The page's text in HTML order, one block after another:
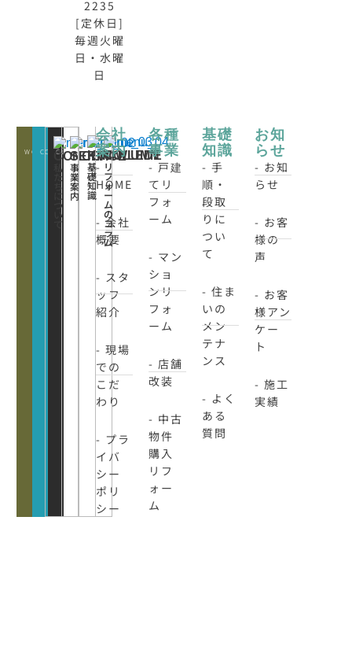
2235
[定休日]
毎週火曜
日・水曜
日
WORKSCONATCT
CLOSE
CONCEPT
私
た
ち
に
つ
い
て
SERVICE
事
業
案
内
KNOWLEDE
基
礎
知
識
COLUMN
リ
フ
ォ
ー
ム
の
コ
ラ
ム
会社
案内
-
HOME
- 会社
概要
- スタ
ッフ
紹介
- 現場
での
こだ
わり
- プラ
イバ
シー
ポリ
シー
各種
事業
- 戸建
てリ
フォ
ーム
- マン
ショ
ンリ
フォ
ーム
- 店舗
改装
- 中古
物件
購入
リフ
ォー
ム
基礎
知識
- 手
順・
段取
りに
つい
て
- 住ま
いの
メン
テナ
ンス
- よく
ある
質問
お知
らせ
- お知
らせ
- お客
様の
声
- お客
様アン
ケー
ト
- 施工
実績